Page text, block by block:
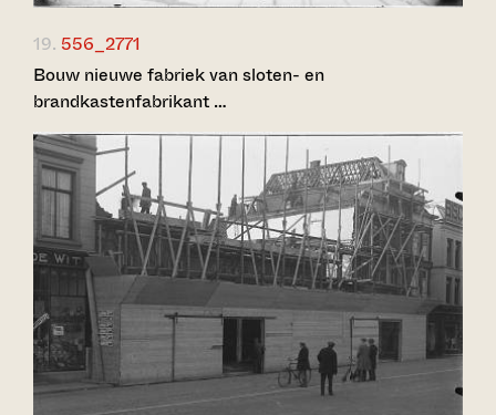
19. 556_2771
Bouw nieuwe fabriek van sloten- en
brandkastenfabrikant …